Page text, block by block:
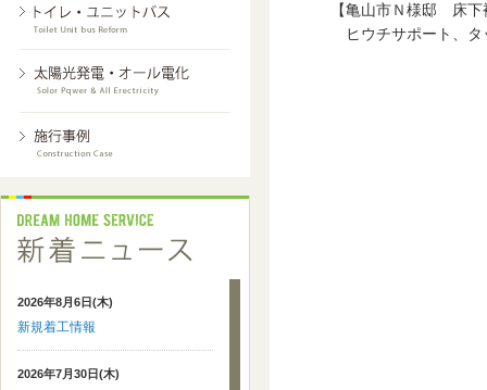
2026年8月6日(木)
新規着工情報
2026年7月30日(木)
【亀山市Ｎ様邸 床下
ヒウチサポート、タ